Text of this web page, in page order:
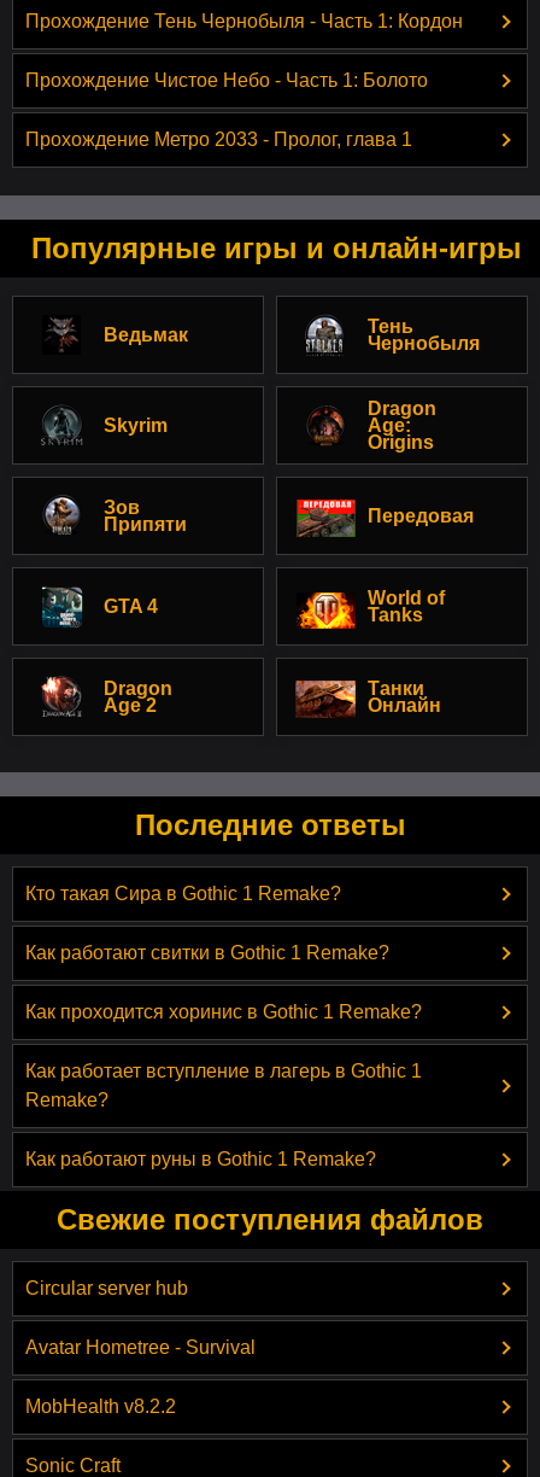
Прохождение Тень Чернобыля - Часть 1: Кордон
Прохождение Чистое Небо - Часть 1: Болото
Прохождение Метро 2033 - Пролог, глава 1
Популярные игры и онлайн-игры
Ведьмак
Тень
Чернобыля
Skyrim
Dragon
Age:
Origins
Зов
Припяти
Передовая
GTA 4
World of
Tanks
Dragon
Age 2
Танки
Онлайн
Последние ответы
Кто такая Сира в Gothic 1 Remake?
Как работают свитки в Gothic 1 Remake?
Как проходится хоринис в Gothic 1 Remake?
Как работает вступление в лагерь в Gothic 1
Remake?
Как работают руны в Gothic 1 Remake?
Свежие поступления файлов
Circular server hub
Avatar Hometree - Survival
MobHealth v8.2.2
Sonic Craft